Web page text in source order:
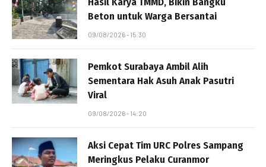
Beton untuk Warga Bersantai
09/08/2026 - 15:30
Pemkot Surabaya Ambil Alih
Sementara Hak Asuh Anak Pasutri
Viral
09/08/2026 - 14:20
Aksi Cepat Tim URC Polres Sampang
Meringkus Pelaku Curanmor